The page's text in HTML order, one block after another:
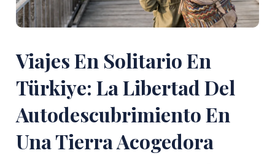
Viajes En Solitario En
Türkiye: La Libertad Del
Autodescubrimiento En
Una Tierra Acogedora